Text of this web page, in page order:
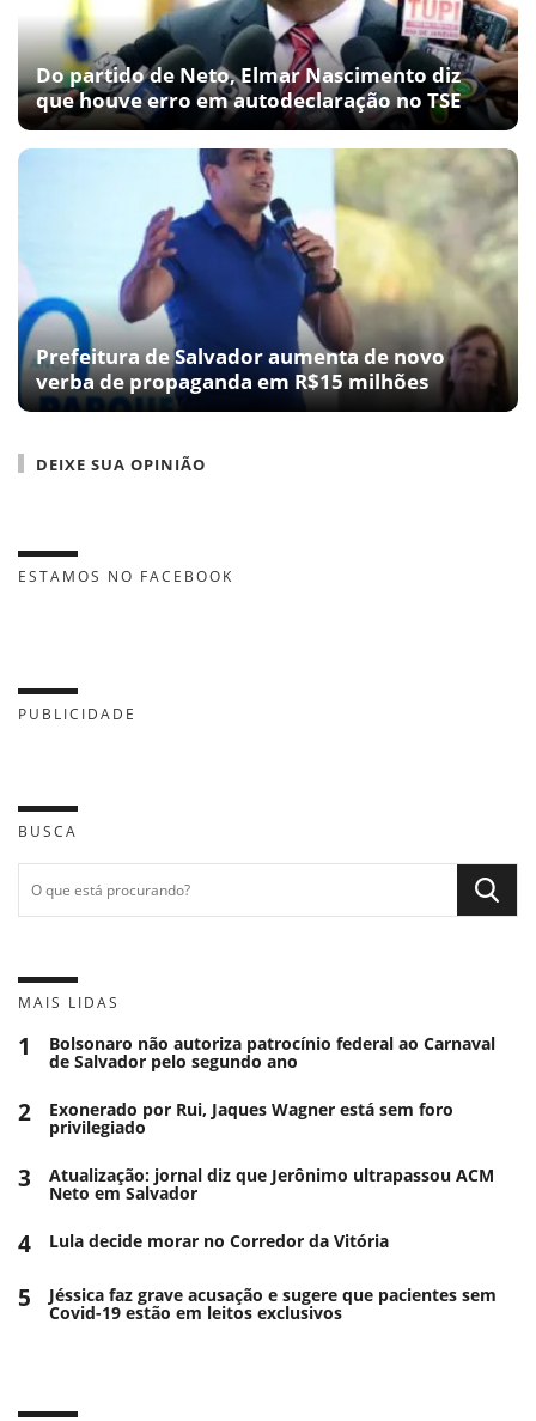
Do partido de Neto, Elmar Nascimento diz
que houve erro em autodeclaração no TSE
Prefeitura de Salvador aumenta de novo
verba de propaganda em R$15 milhões
DEIXE SUA OPINIÃO
ESTAMOS NO FACEBOOK
PUBLICIDADE
BUSCA
MAIS LIDAS
1 Bolsonaro não autoriza patrocínio federal ao Carnaval
de Salvador pelo segundo ano
2 Exonerado por Rui, Jaques Wagner está sem foro
privilegiado
3 Atualização: jornal diz que Jerônimo ultrapassou ACM
Neto em Salvador
4 Lula decide morar no Corredor da Vitória
5 Jéssica faz grave acusação e sugere que pacientes sem
Covid-19 estão em leitos exclusivos